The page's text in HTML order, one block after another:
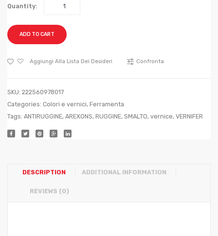
Quantity:
ADD TO CART
Aggiungi Alla Lista Dei Desideri Confronta
SKU: 222560978017
Categories: Colori e vernici, Ferramenta
Tags: ANTIRUGGINE, AREXONS, RUGGINE, SMALTO, vernice, VERNIFER
DESCRIPTION ADDITIONAL INFORMATION
REVIEWS (0)